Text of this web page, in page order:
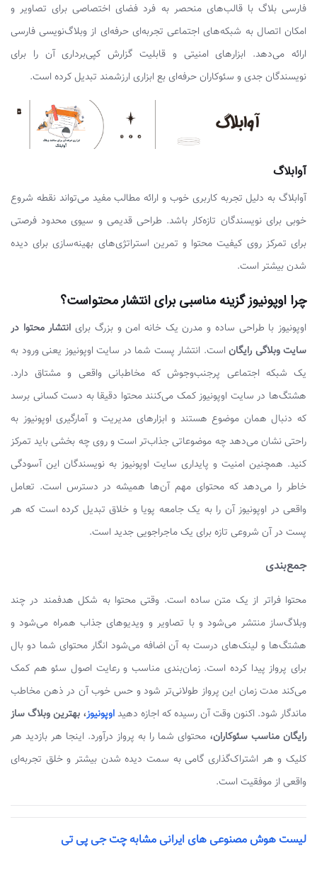
فارسی بلاگ با قالب‌های منحصر به فرد فضای اختصاصی برای تصاویر و
امکان اتصال به شبکه‌های اجتماعی تجربه‌ای حرفه‌ای از وبلاگ‌نویسی فارسی
ارائه می‌دهد. ابزارهای امنیتی و قابلیت گزارش کپی‌برداری آن را برای
نویسندگان جدی و سئوکاران حرفه‌ای بع ابزاری ارزشمند تبدیل کرده است.
آوابلاگ
آوابلاگ به دلیل تجربه کاربری خوب و ارائه مطالب مفید می‌تواند نقطه شروع
خوبی برای نویسندگان تازه‌کار باشد. طراحی قدیمی و سیوی محدود فرصتی
برای تمرکز روی کیفیت محتوا و تمرین استراتژی‌های بهینه‌سازی برای دیده
شدن بیشتر است.
چرا اوپونیوز گزینه مناسبی برای انتشار محتواست؟
اوپونیوز با طراحی ساده و مدرن یک خانه امن و بزرگ برای انتشار محتوا در
سایت وبلاگی رایگان است. انتشار پست شما در سایت اوپونیوز یعنی ورود به
یک شبکه اجتماعی پرجنب‌وجوش که مخاطبانی واقعی و مشتاق دارد.
هشتگ‌ها در سایت اوپونیوز کمک می‌کنند محتوا دقیقا به دست کسانی برسد
که دنبال همان موضوع هستند و ابزارهای مدیریت و آمارگیری اوپونیوز به
راحتی نشان می‌دهد چه موضوعاتی جذاب‌تر است و روی چه بخشی باید تمرکز
کنید. همچنین امنیت و پایداری سایت اوپونیوز به نویسندگان این آسودگی
خاطر را می‌دهد که محتوای مهم آن‌ها همیشه در دسترس است. تعامل
واقعی در اوپونیوز آن را به یک جامعه پویا و خلاق تبدیل کرده است که هر
پست در آن شروعی تازه برای یک ماجراجویی جدید است.
جمع‌بندی
محتوا فراتر از یک متن ساده است. وقتی محتوا به شکل هدفمند در چند
وبلاگ‌ساز منتشر می‌شود و با تصاویر و ویدیوهای جذاب همراه می‌شود و
هشتگ‌ها و لینک‌های درست به آن اضافه می‌شود انگار محتوای شما دو بال
برای پرواز پیدا کرده است. زمان‌بندی مناسب و رعایت اصول سئو هم کمک
می‌کند مدت زمان این پرواز طولانی‌تر شود و حس خوب آن در ذهن مخاطب
ماندگار شود. اکنون وقت آن رسیده که اجازه دهیداوپونیوز، بهترین وبلاگ ساز
رایگان مناسب سئوکاران، محتوای شما را به پرواز درآورد. اینجا هر بازدید هر
کلیک و هر اشتراک‌گذاری گامی به سمت دیده شدن بیشتر و خلق تجربه‌ای
واقعی از موفقیت است.
لیست هوش مصنوعی های ایرانی مشابه چت جی پی تی